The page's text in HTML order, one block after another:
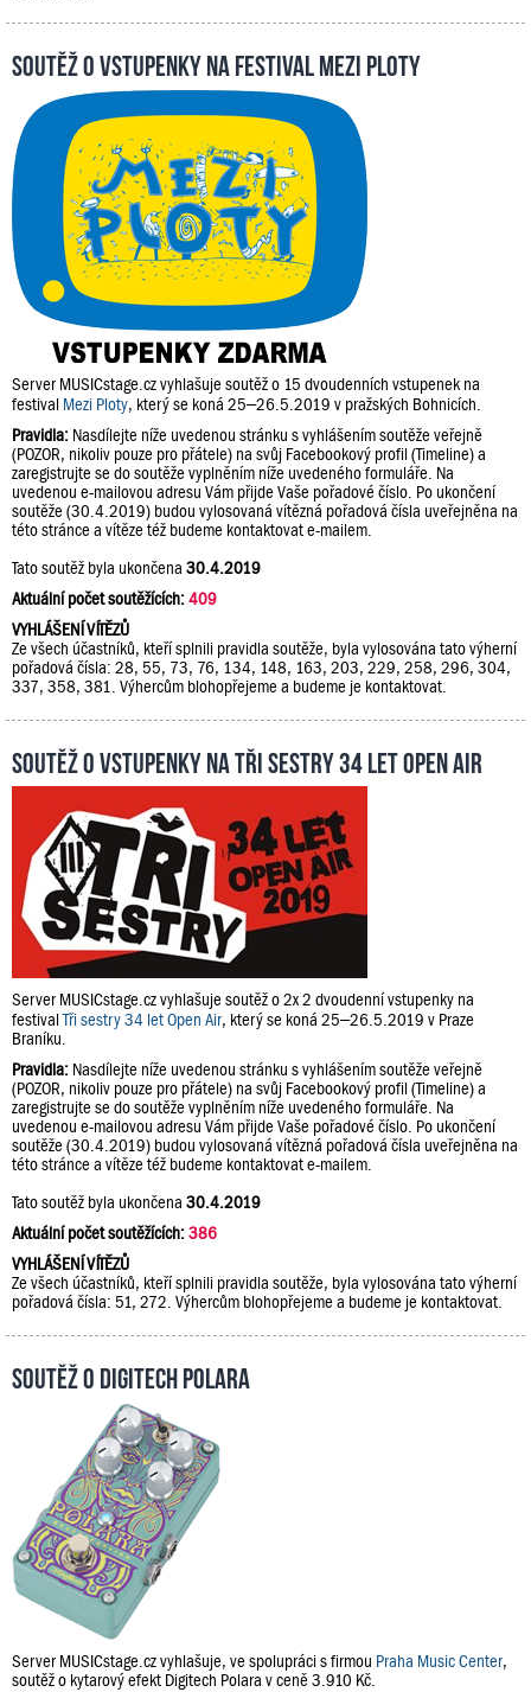
Soutěž o vstupenky na festival Mezi Ploty
Server MUSICstage.cz vyhlašuje soutěž o 15 dvoudenních vstupenek na
festival Mezi Ploty, který se koná 25–26.5.2019 v pražských Bohnicích.
Pravidla: Nasdílejte níže uvedenou stránku s vyhlášením soutěže veřejně
(POZOR, nikoliv pouze pro přátele) na svůj Facebookový profil (Timeline) a
zaregistrujte se do soutěže vyplněním níže uvedeného formuláře. Na
uvedenou e-mailovou adresu Vám přijde Vaše pořadové číslo. Po ukončení
soutěže (30.4.2019) budou vylosovaná vítězná pořadová čísla uveřejněna na
této stránce a vítěze též budeme kontaktovat e-mailem.
Tato soutěž byla ukončena 30.4.2019
Aktuální počet soutěžících:409
VYHLÁŠENÍ VÍTĚZŮ
Ze všech účastníků, kteří splnili pravidla soutěže, byla vylosována tato výherní
pořadová čísla: 28, 55, 73, 76, 134, 148, 163, 203, 229, 258, 296, 304,
337, 358, 381. Výhercům blohopřejeme a budeme je kontaktovat.
Soutěž o vstupenky na Tři sestry 34 let Open Air
Server MUSICstage.cz vyhlašuje soutěž o 2x 2 dvoudenní vstupenky na
festivalTři sestry 34 let Open Air, který se koná 25–26.5.2019 v Praze
Braníku.
Pravidla: Nasdílejte níže uvedenou stránku s vyhlášením soutěže veřejně
(POZOR, nikoliv pouze pro přátele) na svůj Facebookový profil (Timeline) a
zaregistrujte se do soutěže vyplněním níže uvedeného formuláře. Na
uvedenou e-mailovou adresu Vám přijde Vaše pořadové číslo. Po ukončení
soutěže (30.4.2019) budou vylosovaná vítězná pořadová čísla uveřejněna na
této stránce a vítěze též budeme kontaktovat e-mailem.
Tato soutěž byla ukončena 30.4.2019
Aktuální počet soutěžících:386
VYHLÁŠENÍ VÍTĚZŮ
Ze všech účastníků, kteří splnili pravidla soutěže, byla vylosována tato výherní
pořadová čísla: 51, 272. Výhercům blohopřejeme a budeme je kontaktovat.
Soutěž o Digitech Polara
Server MUSICstage.cz vyhlašuje, ve spolupráci s firmou Praha Music Center,
soutěž o kytarový efekt Digitech Polara v ceně 3.910 Kč.